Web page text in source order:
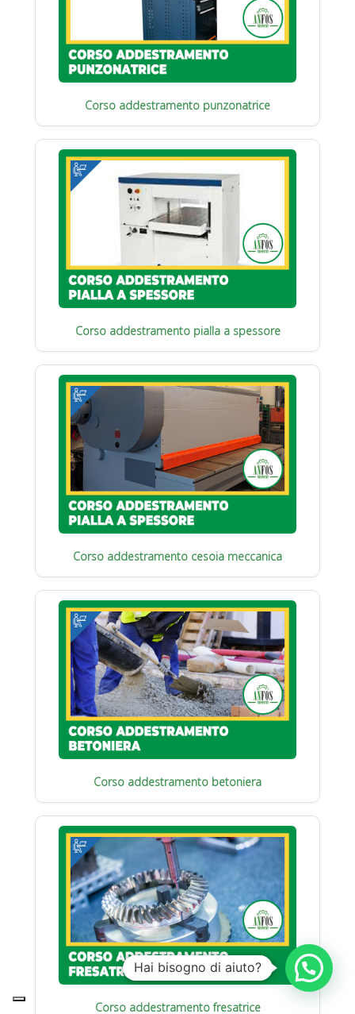
Corso addestramento punzonatrice
Corso addestramento pialla a spessore
Corso addestramento cesoia meccanica
Corso addestramento betoniera
Corso addestramento fresatrice
Hai bisogno di aiuto?